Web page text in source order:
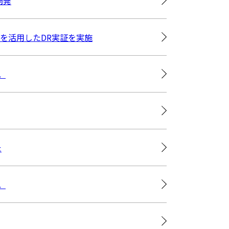
活用したDR実証を実施